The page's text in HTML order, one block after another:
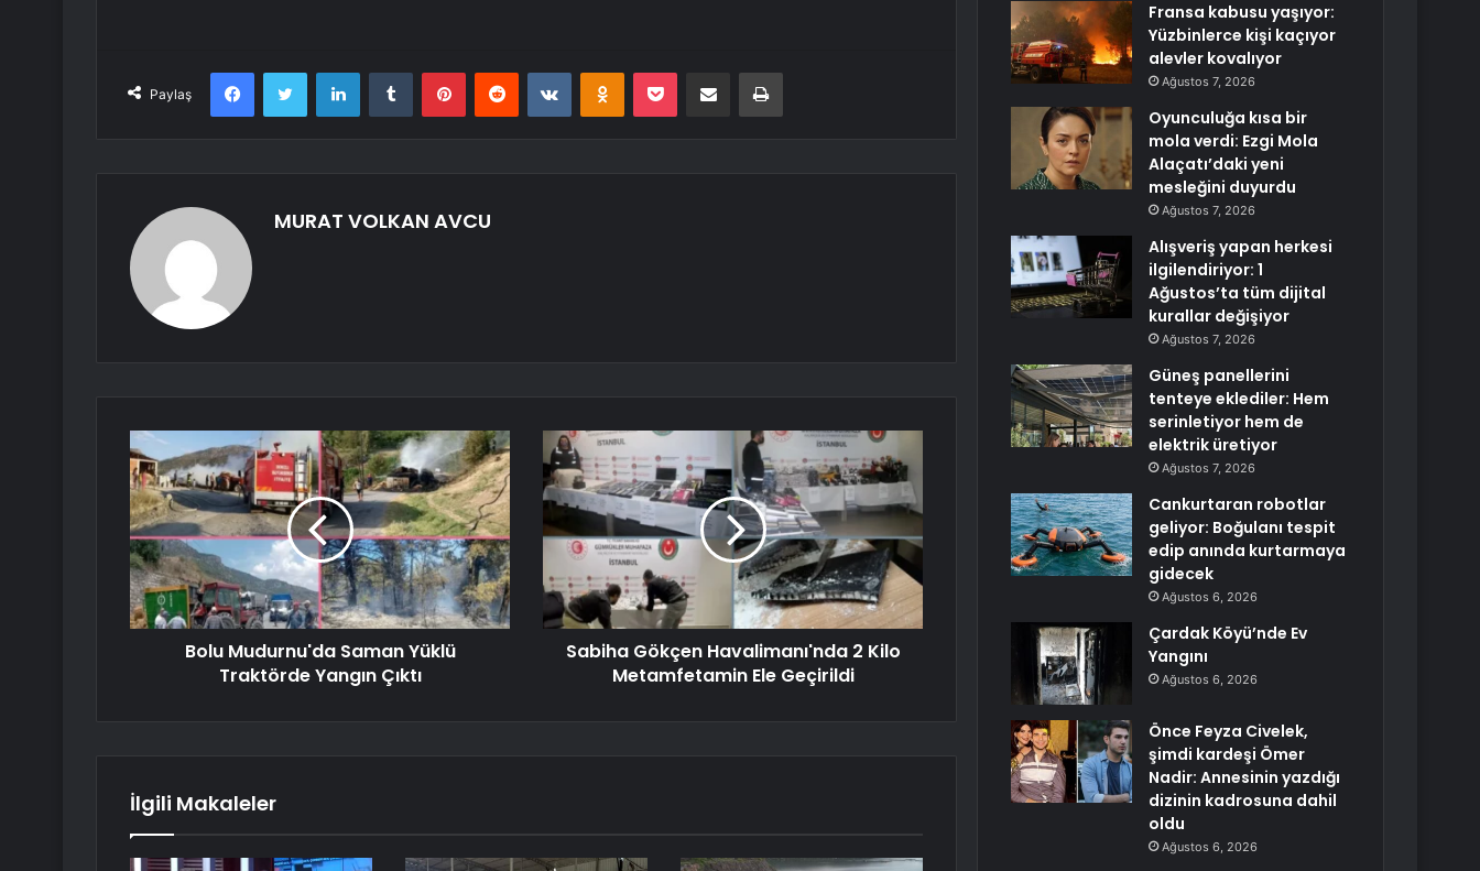
Paylaş
FacebookTwitter LinkedInTumblr PinterestReddit VKontakteOdnoklassniki
Pocket E-Posta ile paylaş Yazdır
MURAT VOLKAN AVCU
Bolu Mudurnu'da Saman Yüklü
Traktörde Yangın Çıktı
Sabiha Gökçen Havalimanı'nda 2 Kilo
Metamfetamin Ele Geçirildi
İlgili Makaleler
Fransa kabusu yaşıyor:
Yüzbinlerce kişi kaçıyor
alevler kovalıyor
Ağustos 7, 2026
Oyunculuğa kısa bir
mola verdi: Ezgi Mola
Alaçatı’daki yeni
mesleğini duyurdu
Ağustos 7, 2026
Alışveriş yapan herkesi
ilgilendiriyor: 1
Ağustos’ta tüm dijital
kurallar değişiyor
Ağustos 7, 2026
Güneş panellerini
tenteye eklediler: Hem
serinletiyor hem de
elektrik üretiyor
Ağustos 7, 2026
Cankurtaran robotlar
geliyor: Boğulanı tespit
edip anında kurtarmaya
gidecek
Ağustos 6, 2026
Çardak Köyü’nde Ev
Yangını
Ağustos 6, 2026
Önce Feyza Civelek,
şimdi kardeşi Ömer
Nadir: Annesinin yazdığı
dizinin kadrosuna dahil
oldu
Ağustos 6, 2026